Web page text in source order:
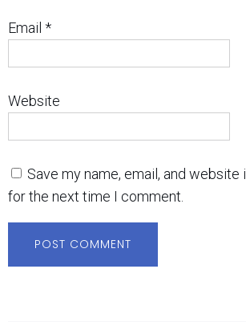
Email *
Website
Save my name, email, and
for the next time I comment.